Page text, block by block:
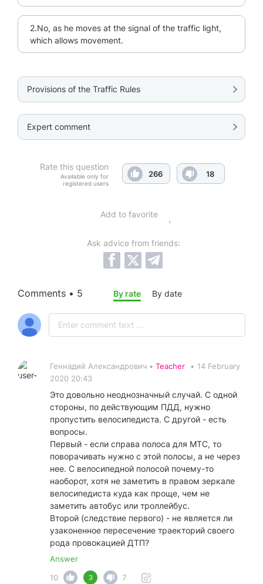
2.No, as he moves at the signal of the traffic light,
which allows movement.
Provisions of the Traffic Rules
Expert comment
Rate this question
Available only for
registered users
266 18
Add to favorite
Ask advice from friends:
Comments • 5 By rate By date
Геннадий Александрович • Teacher • 14 February
2020 20:43
Это довольно неоднозначный случай. С одной
стороны, по действующим ПДД, нужно
пропустить велосипедиста. С другой - есть
вопросы.
Первый - если справа полоса для МТС, то
поворачивать нужно с этой полосы, а не через
нее. С велосипедной полосой почему-то
наоборот, хотя не заметить в правом зеркале
велосипедиста куда как проще, чем не
заметить автобус или троллейбус.
Второй (следствие первого) - не является ли
узаконенное пересечение траекторий своего
рода провокацией ДТП?
Answer
10
3 7